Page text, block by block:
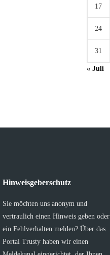
17
24
31
« Juli
Hinweisgeberschutz
Sie möchten uns anonym und
vertraulich einen Hinweis geben oder
ein Fehlverhalten melden? Über das
Portal Trusty haben wir einen